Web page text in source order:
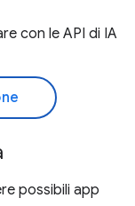
con le API di IA
possibili app